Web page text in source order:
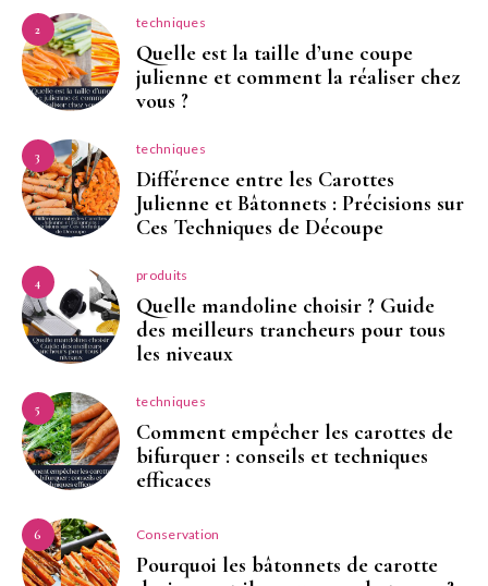
2 techniques
Quelle est la taille d’une coupe
julienne et comment la réaliser chez
vous ?
3 techniques
Différence entre les Carottes
Julienne et Bâtonnets : Précisions sur
Ces Techniques de Découpe
4 produits
Quelle mandoline choisir ? Guide
des meilleurs trancheurs pour tous
les niveaux
5 techniques
Comment empêcher les carottes de
bifurquer : conseils et techniques
efficaces
6 Conservation
Pourquoi les bâtonnets de carotte